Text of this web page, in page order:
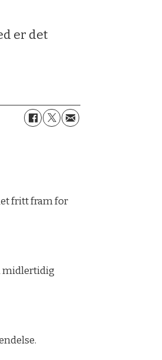
er det
fritt fram for
midlertidig